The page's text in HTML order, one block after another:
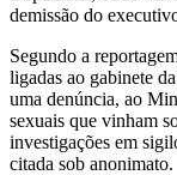
demissão do
Segundo a
ligadas ao gabinete
uma denúncia, ao
sexuais que vinham
investigações em
citada sob anonimato.